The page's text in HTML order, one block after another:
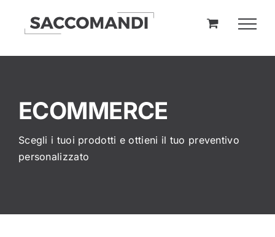
ECOMMERCE
Scegli i tuoi prodotti e ottieni il tuo preventivo
personalizzato